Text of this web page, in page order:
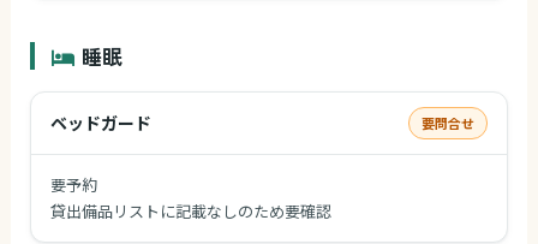
睡眠
ベッドガード 要問合せ
要予約
貸出備品リストに記載なしのため要確認